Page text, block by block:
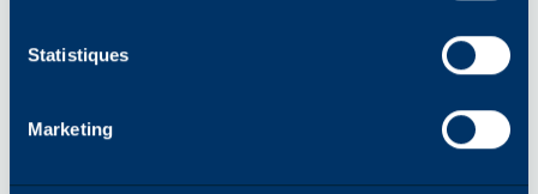
Statistiques
Marketing
Contacter les médias européens -
Responsable de la communication